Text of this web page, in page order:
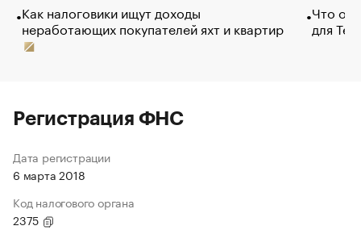
Как налоговики ищут доходы
неработающих покупателей яхт и квартир
Что
для
Регистрация ФНС
Дата регистрации
6 марта 2018
Код налогового органа
2375